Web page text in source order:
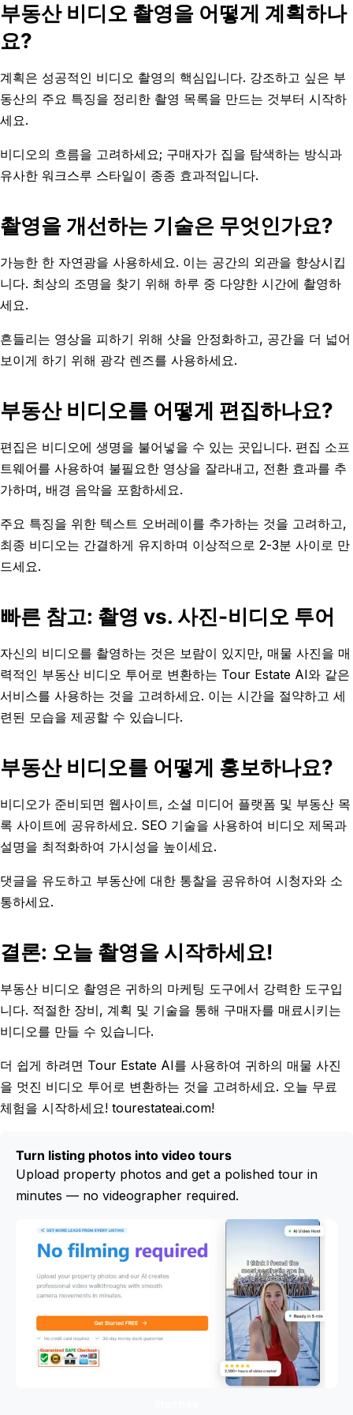
부동산 비디오 촬영을 어떻게 계획하나
요?
계획은 성공적인 비디오 촬영의 핵심입니다. 강조하고 싶은 부
동산의 주요 특징을 정리한 촬영 목록을 만드는 것부터 시작하
세요.
비디오의 흐름을 고려하세요; 구매자가 집을 탐색하는 방식과
유사한 워크스루 스타일이 종종 효과적입니다.
촬영을 개선하는 기술은 무엇인가요?
가능한 한 자연광을 사용하세요. 이는 공간의 외관을 향상시킵
니다. 최상의 조명을 찾기 위해 하루 중 다양한 시간에 촬영하
세요.
흔들리는 영상을 피하기 위해 샷을 안정화하고, 공간을 더 넓어
보이게 하기 위해 광각 렌즈를 사용하세요.
부동산 비디오를 어떻게 편집하나요?
편집은 비디오에 생명을 불어넣을 수 있는 곳입니다. 편집 소프
트웨어를 사용하여 불필요한 영상을 잘라내고, 전환 효과를 추
가하며, 배경 음악을 포함하세요.
주요 특징을 위한 텍스트 오버레이를 추가하는 것을 고려하고,
최종 비디오는 간결하게 유지하며 이상적으로 2-3분 사이로 만
드세요.
빠른 참고: 촬영 vs. 사진-비디오 투어
자신의 비디오를 촬영하는 것은 보람이 있지만, 매물 사진을 매
력적인 부동산 비디오 투어로 변환하는 Tour Estate AI와 같은
서비스를 사용하는 것을 고려하세요. 이는 시간을 절약하고 세
련된 모습을 제공할 수 있습니다.
부동산 비디오를 어떻게 홍보하나요?
비디오가 준비되면 웹사이트, 소셜 미디어 플랫폼 및 부동산 목
록 사이트에 공유하세요. SEO 기술을 사용하여 비디오 제목과
설명을 최적화하여 가시성을 높이세요.
댓글을 유도하고 부동산에 대한 통찰을 공유하여 시청자와 소
통하세요.
결론: 오늘 촬영을 시작하세요!
부동산 비디오 촬영은 귀하의 마케팅 도구에서 강력한 도구입
니다. 적절한 장비, 계획 및 기술을 통해 구매자를 매료시키는
비디오를 만들 수 있습니다.
더 쉽게 하려면 Tour Estate AI를 사용하여 귀하의 매물 사진
을 멋진 비디오 투어로 변환하는 것을 고려하세요. 오늘 무료
체험을 시작하세요! tourestateai.com!
Turn listing photos into video tours
Upload property photos and get a polished tour in
minutes — no videographer required.